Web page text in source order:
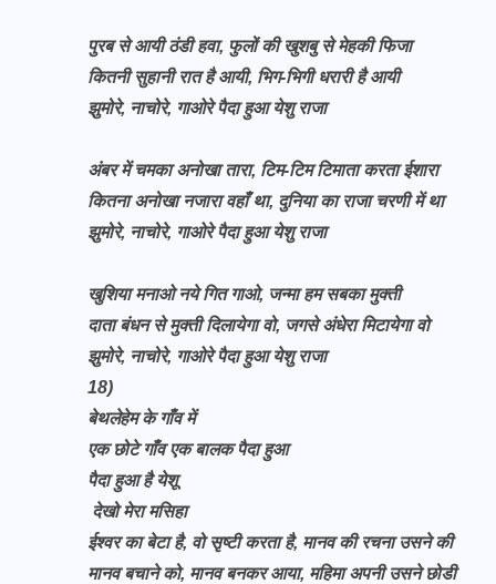
पुरब से आयी ठंडी हवा, फुलों की खुशबु से मेहकी फिजा
कितनी सुहानी रात है आयी, भिग-भिगी धरारी है आयी
झुमोरे, नाचोरे, गाओरे पैदा हुआ येशु राजा
अंबर में चमका अनोखा तारा, टिम-टिम टिमाता करता ईशारा
कितना अनोखा नजारा वहाँ था, दुनिया का राजा चरणी में था
झुमोरे, नाचोरे, गाओरे पैदा हुआ येशु राजा
खुशिया मनाओ नये गित गाओ, जन्मा हम सबका मुक्ती
दाता बंधन से मुक्ती दिलायेगा वो, जगसे अंधेरा मिटायेगा वो
झुमोरे, नाचोरे, गाओरे पैदा हुआ येशु राजा
18)
बेथलेहेम के गाँव में
एक छोटे गाँव एक बालक पैदा हुआ
पैदा हुआ है येशू
देखो मेरा मसिहा
ईश्वर का बेटा है, वो सृष्टी करता है, मानव की रचना उसने की
मानव बचाने को, मानव बनकर आया, महिमा अपनी उसने छोडी